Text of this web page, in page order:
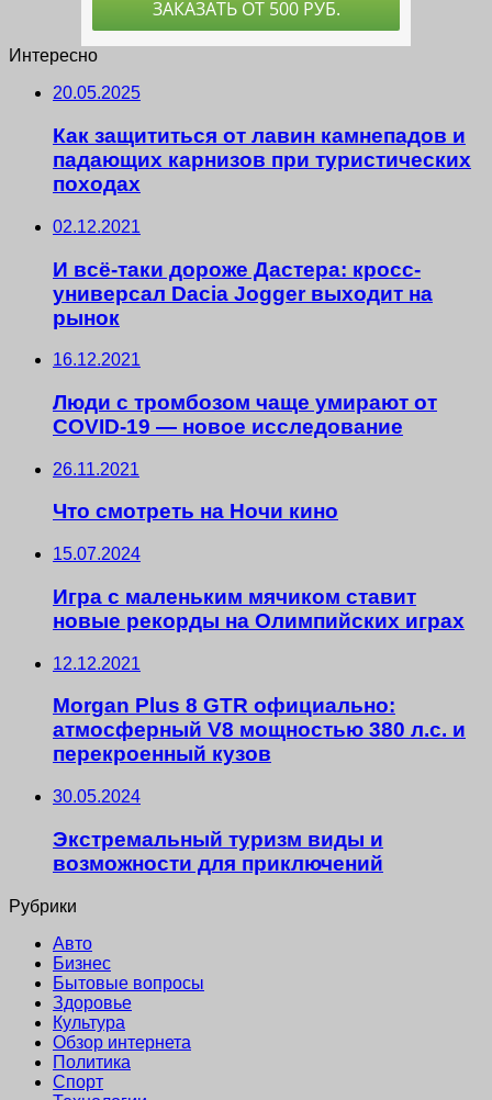
Интересно
20.05.2025
Как защититься от лавин камнепадов и
падающих карнизов при туристических
походах
02.12.2021
И всё-таки дороже Дастера: кросс-
универсал Dacia Jogger выходит на
рынок
16.12.2021
Люди с тромбозом чаще умирают от
COVID-19 — новое исследование
26.11.2021
Что смотреть на Ночи кино
15.07.2024
Игра с маленьким мячиком ставит
новые рекорды на Олимпийских играх
12.12.2021
Morgan Plus 8 GTR официально:
атмосферный V8 мощностью 380 л.с. и
перекроенный кузов
30.05.2024
Экстремальный туризм виды и
возможности для приключений
Рубрики
Авто
Бизнес
Бытовые вопросы
Здоровье
Культура
Обзор интернета
Политика
Спорт